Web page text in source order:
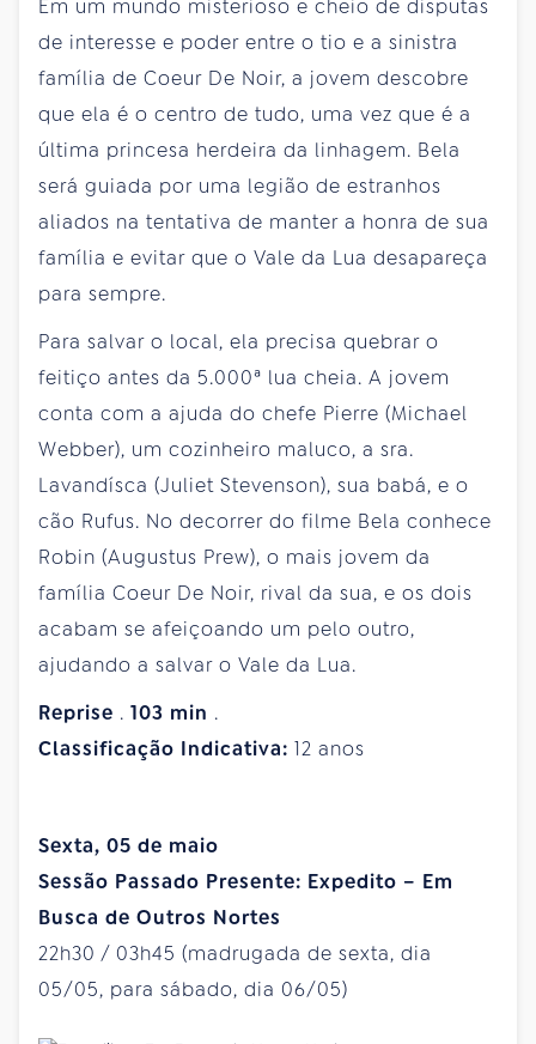
Em um mundo misterioso e cheio de disputas
de interesse e poder entre o tio e a sinistra
família de Coeur De Noir, a jovem descobre
que ela é o centro de tudo, uma vez que é a
última princesa herdeira da linhagem. Bela
será guiada por uma legião de estranhos
aliados na tentativa de manter a honra de sua
família e evitar que o Vale da Lua desapareça
para sempre.
Para salvar o local, ela precisa quebrar o
feitiço antes da 5.000ª lua cheia. A jovem
conta com a ajuda do chefe Pierre (Michael
Webber), um cozinheiro maluco, a sra.
Lavandísca (Juliet Stevenson), sua babá, e o
cão Rufus. No decorrer do filme Bela conhece
Robin (Augustus Prew), o mais jovem da
família Coeur De Noir, rival da sua, e os dois
acabam se afeiçoando um pelo outro,
ajudando a salvar o Vale da Lua.
Reprise . 103 min .
Classificação Indicativa: 12 anos
Sexta, 05 de maio
Sessão Passado Presente: Expedito – Em
Busca de Outros Nortes
22h30 / 03h45 (madrugada de sexta, dia
05/05, para sábado, dia 06/05)